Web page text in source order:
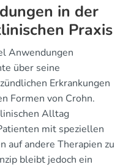
in der
Praxis
Anwendungen
über seine
Erkrankungen
Formen von Crohn.
Alltag
mit speziellen
auf andere Therapien zu
bleibt jedoch ein